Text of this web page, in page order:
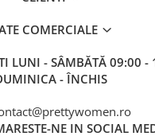
COMERCIALE
LUNI - SÂMBĂTĂ 09:00 -
- ÎNCHIS
NE IN SOCIAL